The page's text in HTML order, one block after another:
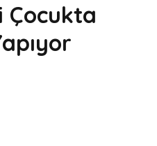
Çocukta